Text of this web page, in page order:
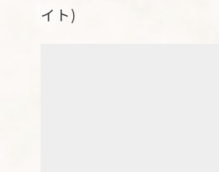
イト)